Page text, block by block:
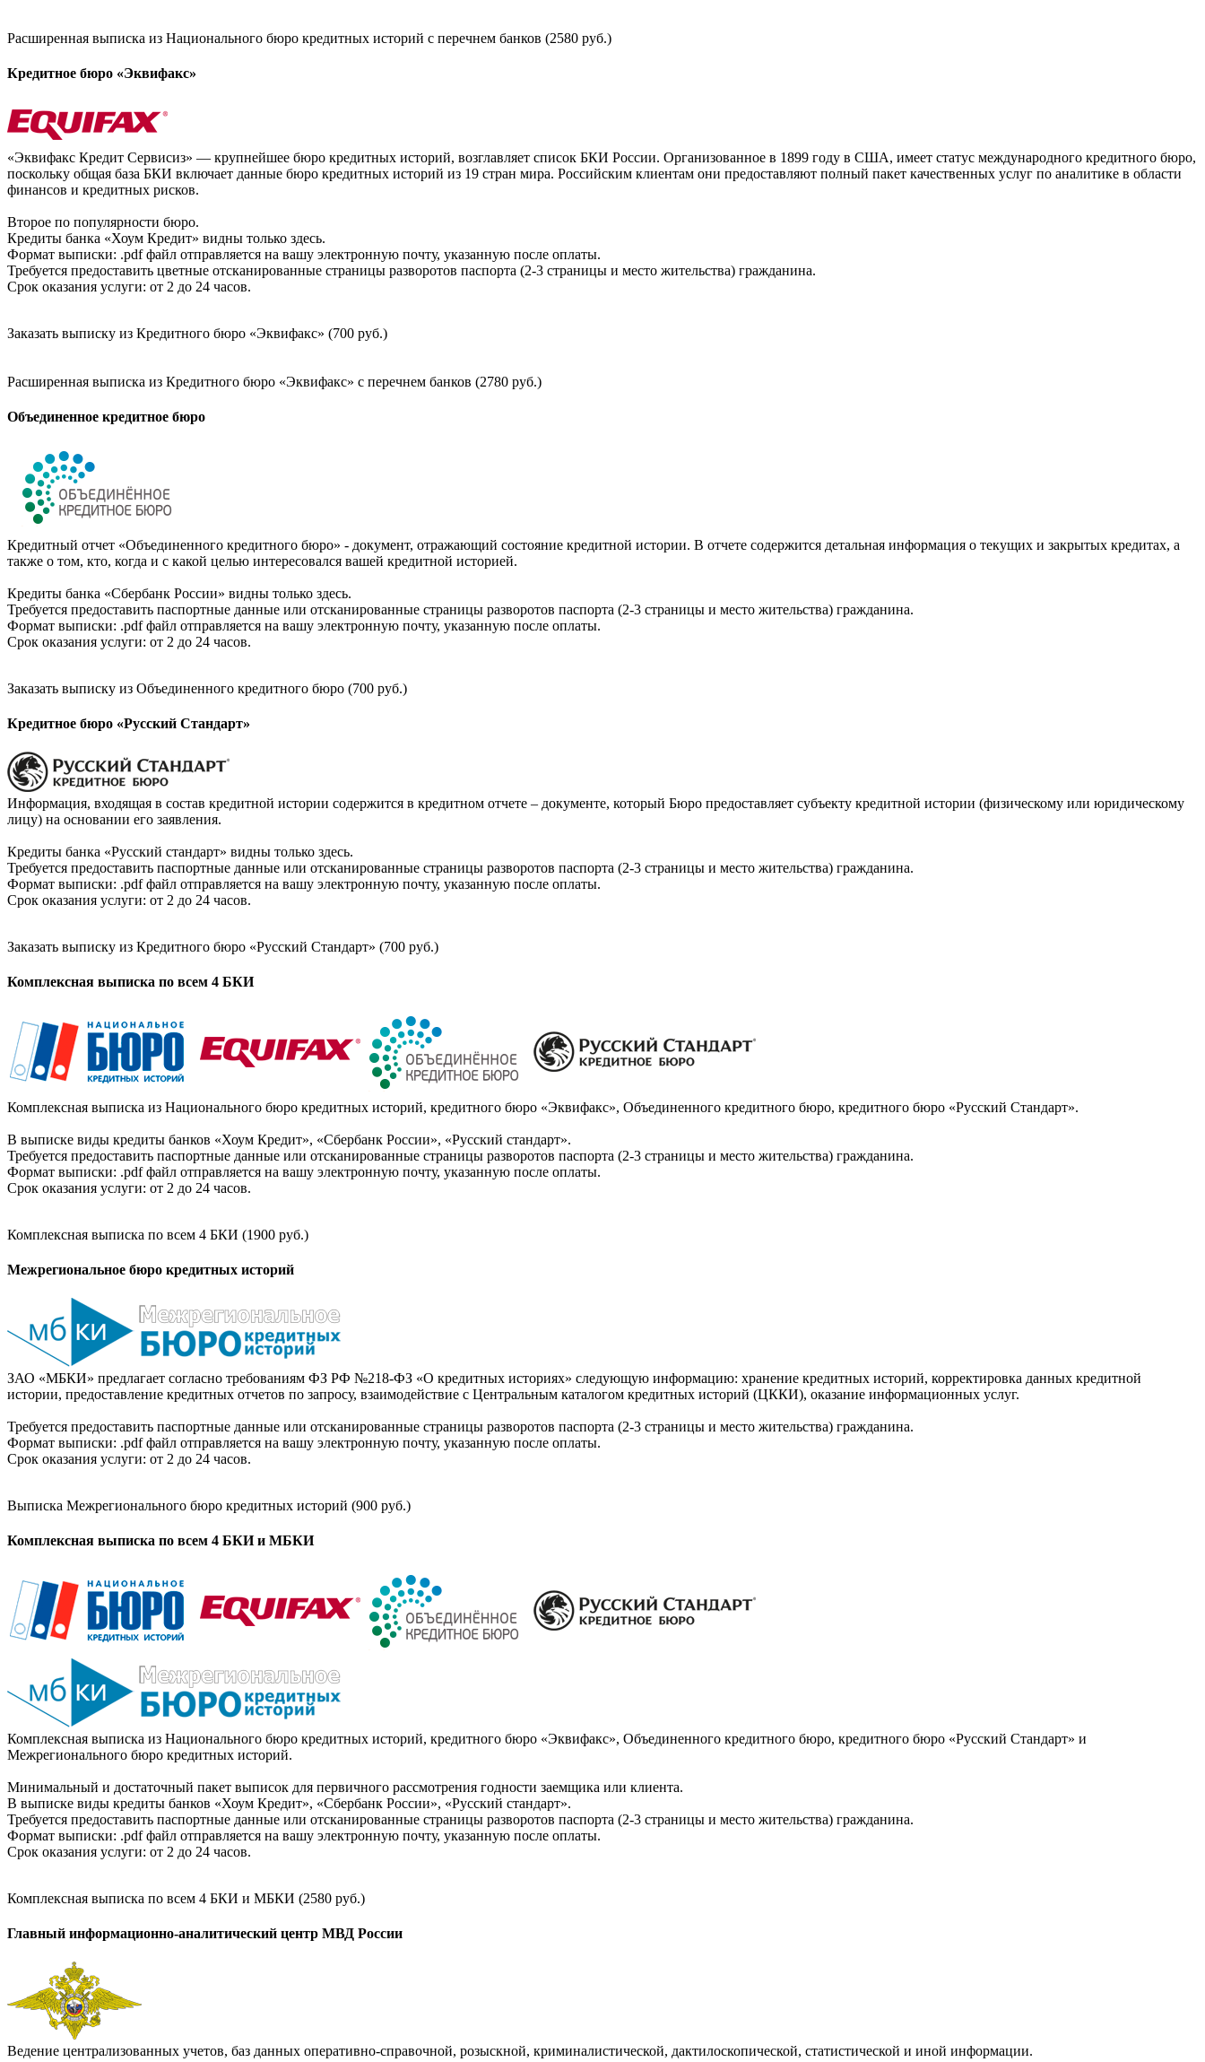
Расширенная выписка из Национального бюро кредитных историй с перечнем банков (2580 руб.)
Кредитное бюро «Эквифакс»
«Эквифакс Кредит Сервисиз» — крупнейшее бюро кредитных историй, возглавляет список БКИ России. Организованное в 1899 году в США, имеет статус международного кредитного бюро,
поскольку общая база БКИ включает данные бюро кредитных историй из 19 стран мира. Российским клиентам они предоставляют полный пакет качественных услуг по аналитике в области
финансов и кредитных рисков.
Второе по популярности бюро.
Кредиты банка «Хоум Кредит» видны только здесь.
Формат выписки: .pdf файл отправляется на вашу электронную почту, указанную после оплаты.
Требуется предоставить цветные отсканированные страницы разворотов паспорта (2-3 страницы и место жительства) гражданина.
Срок оказания услуги: от 2 до 24 часов.
Заказать выписку из Кредитного бюро «Эквифакс» (700 руб.)
Расширенная выписка из Кредитного бюро «Эквифакс» с перечнем банков (2780 руб.)
Объединенное кредитное бюро
Кредитный отчет «Объединенного кредитного бюро» - документ, отражающий состояние кредитной истории. В отчете содержится детальная информация о текущих и закрытых кредитах, а
также о том, кто, когда и с какой целью интересовался вашей кредитной историей.
Кредиты банка «Сбербанк России» видны только здесь.
Требуется предоставить паспортные данные или отсканированные страницы разворотов паспорта (2-3 страницы и место жительства) гражданина.
Формат выписки: .pdf файл отправляется на вашу электронную почту, указанную после оплаты.
Срок оказания услуги: от 2 до 24 часов.
Заказать выписку из Объединенного кредитного бюро (700 руб.)
Кредитное бюро «Русский Стандарт»
Информация, входящая в состав кредитной истории содержится в кредитном отчете – документе, который Бюро предоставляет субъекту кредитной истории (физическому или юридическому
лицу) на основании его заявления.
Кредиты банка «Русский стандарт» видны только здесь.
Требуется предоставить паспортные данные или отсканированные страницы разворотов паспорта (2-3 страницы и место жительства) гражданина.
Формат выписки: .pdf файл отправляется на вашу электронную почту, указанную после оплаты.
Срок оказания услуги: от 2 до 24 часов.
Заказать выписку из Кредитного бюро «Русский Стандарт» (700 руб.)
Комплексная выписка по всем 4 БКИ
Комплексная выписка из Национального бюро кредитных историй, кредитного бюро «Эквифакс», Объединенного кредитного бюро, кредитного бюро «Русский Стандарт».
В выписке виды кредиты банков «Хоум Кредит», «Сбербанк России», «Русский стандарт».
Требуется предоставить паспортные данные или отсканированные страницы разворотов паспорта (2-3 страницы и место жительства) гражданина.
Формат выписки: .pdf файл отправляется на вашу электронную почту, указанную после оплаты.
Срок оказания услуги: от 2 до 24 часов.
Комплексная выписка по всем 4 БКИ (1900 руб.)
Межрегиональное бюро кредитных историй
ЗАО «МБКИ» предлагает согласно требованиям ФЗ РФ №218-ФЗ «О кредитных историях» следующую информацию: хранение кредитных историй, корректировка данных кредитной
истории, предоставление кредитных отчетов по запросу, взаимодействие с Центральным каталогом кредитных историй (ЦККИ), оказание информационных услуг.
Требуется предоставить паспортные данные или отсканированные страницы разворотов паспорта (2-3 страницы и место жительства) гражданина.
Формат выписки: .pdf файл отправляется на вашу электронную почту, указанную после оплаты.
Срок оказания услуги: от 2 до 24 часов.
Выписка Межрегионального бюро кредитных историй (900 руб.)
Комплексная выписка по всем 4 БКИ и МБКИ
Комплексная выписка из Национального бюро кредитных историй, кредитного бюро «Эквифакс», Объединенного кредитного бюро, кредитного бюро «Русский Стандарт» и
Межрегионального бюро кредитных историй.
Минимальный и достаточный пакет выписок для первичного рассмотрения годности заемщика или клиента.
В выписке виды кредиты банков «Хоум Кредит», «Сбербанк России», «Русский стандарт».
Требуется предоставить паспортные данные или отсканированные страницы разворотов паспорта (2-3 страницы и место жительства) гражданина.
Формат выписки: .pdf файл отправляется на вашу электронную почту, указанную после оплаты.
Срок оказания услуги: от 2 до 24 часов.
Комплексная выписка по всем 4 БКИ и МБКИ (2580 руб.)
Главный информационно-аналитический центр МВД России
Ведение централизованных учетов, баз данных оперативно-справочной, розыскной, криминалистической, дактилоскопической, статистической и иной информации.